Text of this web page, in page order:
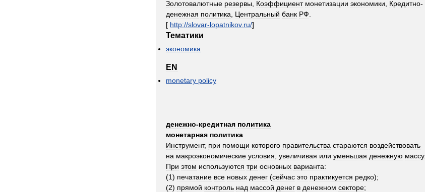
Золотовалютные резервы Коэффициент монетизации экономики Кредитно-
денежная политика Центральный банк РФ
[ http://slovar-lopatnikov. ru/]
Тематики
экономика
EN
monetary policy
денежно-кредитная политика
монетарная политика
Инструмент, при помощи которого правительства стараются воздействовать
на макроэкономические условия увеличивая или уменьшая денежную массу.
При этом используются три основных варианта:
(1) печатание все новых денег (сейчас это практикуется редко);
(2) прямой контроль над массой денег в денежном секторе;